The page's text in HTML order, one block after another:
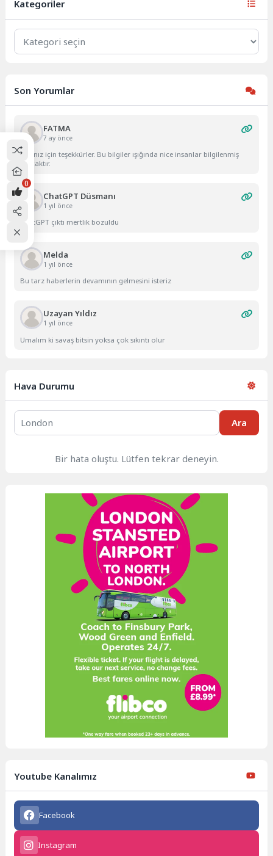
Kategoriler
Kategoriler
Son Yorumlar
FATMA
7 ay önce
Yazınız için teşekkürler. Bu bilgiler ışığında nice insanlar bilgilenmiş
olacaktır.
ChatGPT Düsmanı
1 yıl önce
ChatGPT çıktı mertlik bozuldu
Melda
1 yıl önce
Bu tarz haberlerin devamının gelmesini isteriz
Uzayan Yıldız
1 yıl önce
Umalım ki savaş bitsin yoksa çok sıkıntı olur
Hava Durumu
Ara
Bir hata oluştu. Lütfen tekrar deneyin.
Youtube Kanalımız
Facebook
Instagram
0